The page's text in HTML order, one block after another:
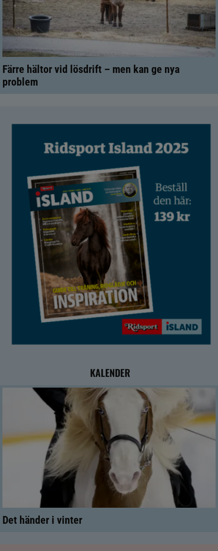
Färre hältor vid lösdrift – men kan ge nya
problem
KALENDER
Det händer i vinter